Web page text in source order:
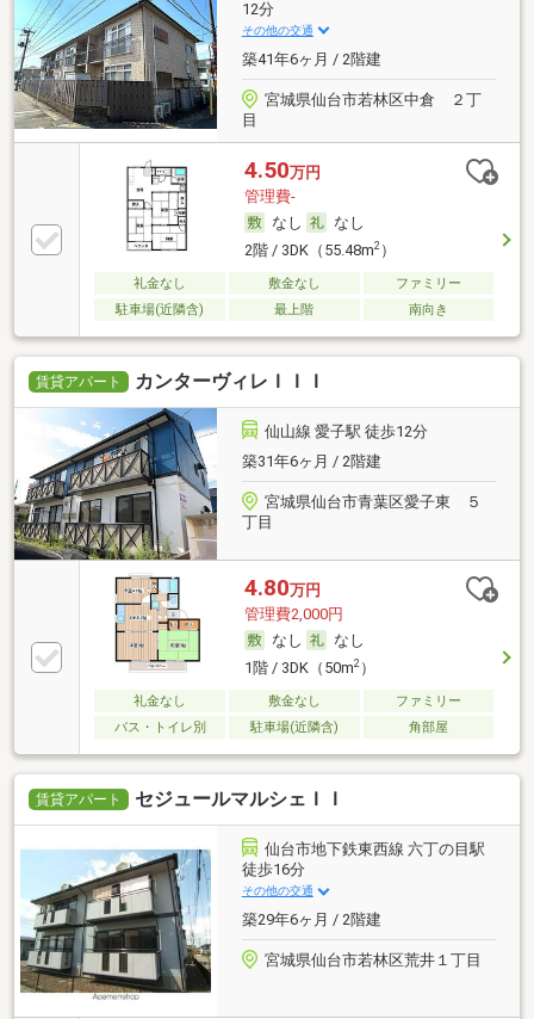
12分
その他の交通
築41年6ヶ月 / 2階建
宮城県仙台市若林区中倉 ２丁
目
4.50万円
管理費-
なし
なし
2階 / 3DK（55.48m2）
礼金なし 敷金なし
ファミリー
駐車場(近隣含)
最上階 南向き
賃貸アパート カンターヴィレＩＩＩ
仙山線 愛子駅 徒歩12分
築31年6ヶ月 / 2階建
宮城県仙台市青葉区愛子東 ５
丁目
4.80万円
管理費2,000円
なし
なし
1階 / 3DK（50m2）
礼金なし 敷金なし
ファミリー
バス・トイレ別
駐車場(近隣含) 角部屋
賃貸アパート セジュールマルシェＩＩ
仙台市地下鉄東西線 六丁の目駅
徒歩16分
その他の交通
築29年6ヶ月 / 2階建
宮城県仙台市若林区荒井１丁目